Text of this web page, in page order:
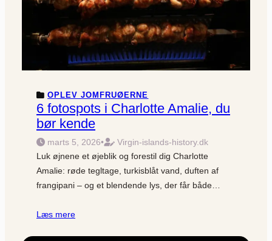
OPLEV JOMFRUØERNE
6 fotospots i Charlotte Amalie, du
bør kende
marts 5, 2026•
Virgin-islands-history.dk
Luk øjnene et øjeblik og forestil dig Charlotte
Amalie: røde tegltage, turkisblåt vand, duften af
frangipani – og et blendende lys, der får både…
Læs mere